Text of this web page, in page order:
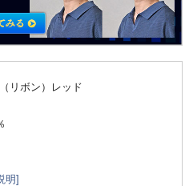
リボン）レッド
明]